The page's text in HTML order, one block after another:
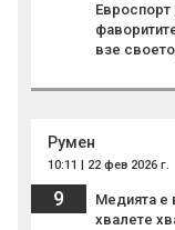
Евроспорт
взе
Румен
10:11 | 22 фев 2026 г.
9
Медията е
хвалете